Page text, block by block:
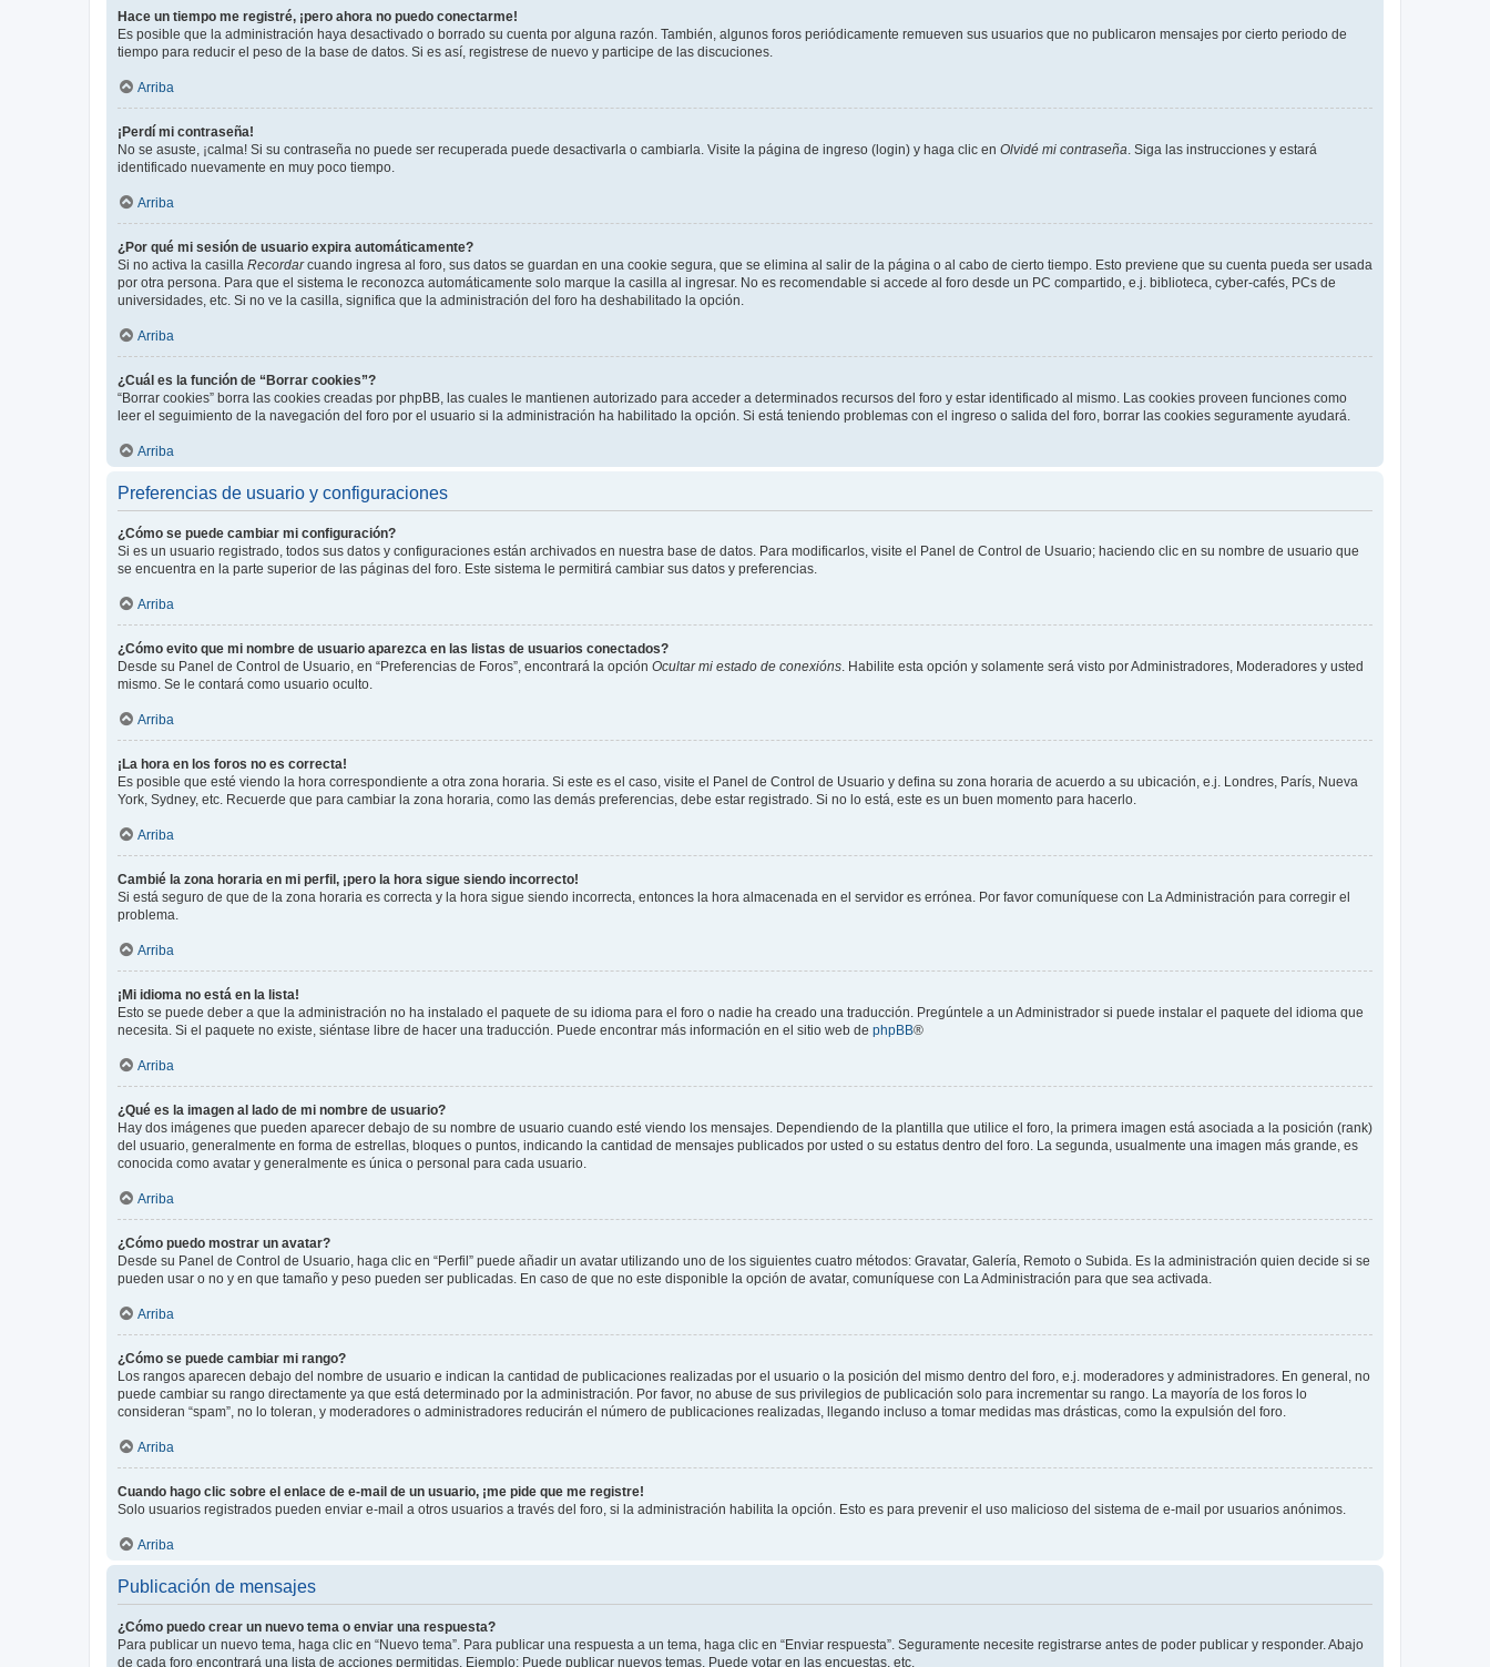
Hace un tiempo me registré, ¡pero ahora no puedo conectarme!
Es posible que la administración haya desactivado o borrado su cuenta por alguna razón. También, algunos foros periódicamente remueven sus usuarios que no publicaron mensajes por cierto periodo de
tiempo para reducir el peso de la base de datos. Si es así, registrese de nuevo y participe de las discuciones.
Arriba
¡Perdí mi contraseña!
No se asuste, ¡calma! Si su contraseña no puede ser recuperada puede desactivarla o cambiarla. Visite la página de ingreso (login) y haga clic en Olvidé mi contraseña. Siga las instrucciones y estará
identificado nuevamente en muy poco tiempo.
Arriba
¿Por qué mi sesión de usuario expira automáticamente?
Si no activa la casilla Recordarcuando ingresa al foro, sus datos se guardan en una cookie segura, que se elimina al salir de la página o al cabo de cierto tiempo. Esto previene que su cuenta pueda ser usada
por otra persona. Para que el sistema le reconozca automáticamente solo marque la casilla al ingresar. No es recomendable si accede al foro desde un PC compartido, e.j. biblioteca, cyber-cafés, PCs de
universidades, etc. Si no ve la casilla, significa que la administración del foro ha deshabilitado la opción.
Arriba
¿Cuál es la función de “Borrar cookies”?
“Borrar cookies” borra las cookies creadas por phpBB, las cuales le mantienen autorizado para acceder a determinados recursos del foro y estar identificado al mismo. Las cookies proveen funciones como
leer el seguimiento de la navegación del foro por el usuario si la administración ha habilitado la opción. Si está teniendo problemas con el ingreso o salida del foro, borrar las cookies seguramente ayudará.
Arriba
Preferencias de usuario y configuraciones
¿Cómo se puede cambiar mi configuración?
Si es un usuario registrado, todos sus datos y configuraciones están archivados en nuestra base de datos. Para modificarlos, visite el Panel de Control de Usuario; haciendo clic en su nombre de usuario que
se encuentra en la parte superior de las páginas del foro. Este sistema le permitirá cambiar sus datos y preferencias.
Arriba
¿Cómo evito que mi nombre de usuario aparezca en las listas de usuarios conectados?
Desde su Panel de Control de Usuario, en “Preferencias de Foros”, encontrará la opción Ocultar mi estado de conexións. Habilite esta opción y solamente será visto por Administradores, Moderadores y usted
mismo. Se le contará como usuario oculto.
Arriba
¡La hora en los foros no es correcta!
Es posible que esté viendo la hora correspondiente a otra zona horaria. Si este es el caso, visite el Panel de Control de Usuario y defina su zona horaria de acuerdo a su ubicación, e.j. Londres, París, Nueva
York, Sydney, etc. Recuerde que para cambiar la zona horaria, como las demás preferencias, debe estar registrado. Si no lo está, este es un buen momento para hacerlo.
Arriba
Cambié la zona horaria en mi perfil, ¡pero la hora sigue siendo incorrecto!
Si está seguro de que de la zona horaria es correcta y la hora sigue siendo incorrecta, entonces la hora almacenada en el servidor es errónea. Por favor comuníquese con La Administración para corregir el
problema.
Arriba
¡Mi idioma no está en la lista!
Esto se puede deber a que la administración no ha instalado el paquete de su idioma para el foro o nadie ha creado una traducción. Pregúntele a un Administrador si puede instalar el paquete del idioma que
necesita. Si el paquete no existe, siéntase libre de hacer una traducción. Puede encontrar más información en el sitio web de phpBB®
Arriba
¿Qué es la imagen al lado de mi nombre de usuario?
Hay dos imágenes que pueden aparecer debajo de su nombre de usuario cuando esté viendo los mensajes. Dependiendo de la plantilla que utilice el foro, la primera imagen está asociada a la posición (rank)
del usuario, generalmente en forma de estrellas, bloques o puntos, indicando la cantidad de mensajes publicados por usted o su estatus dentro del foro. La segunda, usualmente una imagen más grande, es
conocida como avatar y generalmente es única o personal para cada usuario.
Arriba
¿Cómo puedo mostrar un avatar?
Desde su Panel de Control de Usuario, haga clic en “Perfil” puede añadir un avatar utilizando uno de los siguientes cuatro métodos: Gravatar, Galería, Remoto o Subida. Es la administración quien decide si se
pueden usar o no y en que tamaño y peso pueden ser publicadas. En caso de que no este disponible la opción de avatar, comuníquese con La Administración para que sea activada.
Arriba
¿Cómo se puede cambiar mi rango?
Los rangos aparecen debajo del nombre de usuario e indican la cantidad de publicaciones realizadas por el usuario o la posición del mismo dentro del foro, e.j. moderadores y administradores. En general, no
puede cambiar su rango directamente ya que está determinado por la administración. Por favor, no abuse de sus privilegios de publicación solo para incrementar su rango. La mayoría de los foros lo
consideran “spam”, no lo toleran, y moderadores o administradores reducirán el número de publicaciones realizadas, llegando incluso a tomar medidas mas drásticas, como la expulsión del foro.
Arriba
Cuando hago clic sobre el enlace de e-mail de un usuario, ¡me pide que me registre!
Solo usuarios registrados pueden enviar e-mail a otros usuarios a través del foro, si la administración habilita la opción. Esto es para prevenir el uso malicioso del sistema de e-mail por usuarios anónimos.
Arriba
Publicación de mensajes
¿Cómo puedo crear un nuevo tema o enviar una respuesta?
Para publicar un nuevo tema, haga clic en “Nuevo tema”. Para publicar una respuesta a un tema, haga clic en “Enviar respuesta”. Seguramente necesite registrarse antes de poder publicar y responder. Abajo
de cada foro encontrará una lista de acciones permitidas. Ejemplo: Puede publicar nuevos temas, Puede votar en las encuestas, etc.